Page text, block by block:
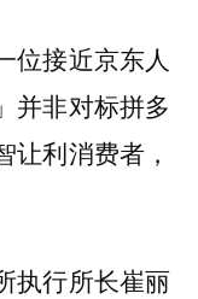
位接近京东人
并非对标拼多
让利消费者，
执行所长崔丽